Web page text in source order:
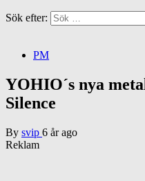
Sök efter:
PM
YOHIO´s nya
Silence
By svip 6 år ago
Reklam